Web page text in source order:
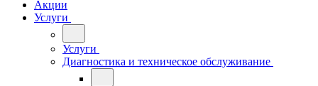
Акции
Услуги
Услуги
Диагностика и техническое обслуживание